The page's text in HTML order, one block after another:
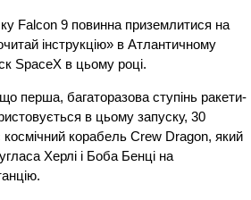
Falcon 9 повинна приземлитися на
інструкцію» в Атлантичному
SpaceX в цьому році.
перша, багаторазова ступінь ракети-
в цьому запуску, 30
корабель Crew Dragon, який
Херлі і Боба Бенці на